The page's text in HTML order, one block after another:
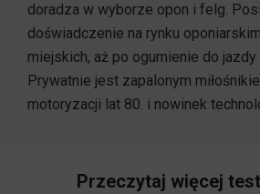
doradza w wyborze opon i felg.
doświadczenie na rynku
miejskich, aż po ogumienie do
Prywatnie jest zapalonym
motoryzacji lat 80. i nowinek
Przeczytaj więcej